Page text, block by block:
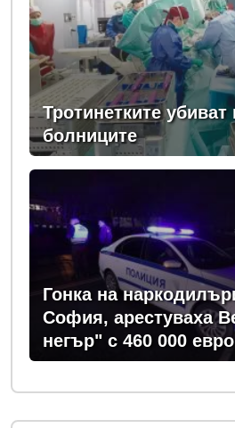
Тротинетките
болниците
Гонка на
София, арестуваха
негър" с 460 000